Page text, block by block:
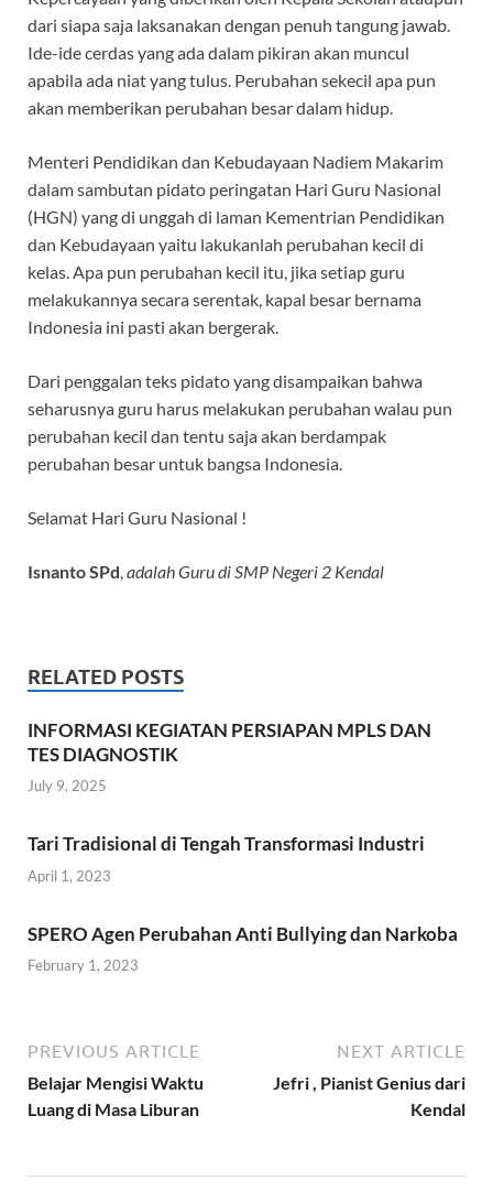
dari siapa saja laksanakan dengan penuh tangung jawab.
Ide-ide cerdas yang ada dalam pikiran akan muncul
apabila ada niat yang tulus. Perubahan sekecil apa pun
akan memberikan perubahan besar dalam hidup.
Menteri Pendidikan dan Kebudayaan Nadiem Makarim
dalam sambutan pidato peringatan Hari Guru Nasional
(HGN) yang di unggah di laman Kementrian Pendidikan
dan Kebudayaan yaitu lakukanlah perubahan kecil di
kelas. Apa pun perubahan kecil itu, jika setiap guru
melakukannya secara serentak, kapal besar bernama
Indonesia ini pasti akan bergerak.
Dari penggalan teks pidato yang disampaikan bahwa
seharusnya guru harus melakukan perubahan walau pun
perubahan kecil dan tentu saja akan berdampak
perubahan besar untuk bangsa Indonesia.
Selamat Hari Guru Nasional !
Isnanto SPd,adalah Guru di SMP Negeri 2 Kendal
RELATED POSTS
INFORMASI KEGIATAN PERSIAPAN MPLS DAN
TES DIAGNOSTIK
July 9, 2025
Tari Tradisional di Tengah Transformasi Industri
April 1, 2023
SPERO Agen Perubahan Anti Bullying dan Narkoba
February 1, 2023
PREVIOUS ARTICLE
Belajar Mengisi Waktu
Luang di Masa Liburan
NEXT ARTICLE
Jefri , Pianist Genius dari
Kendal